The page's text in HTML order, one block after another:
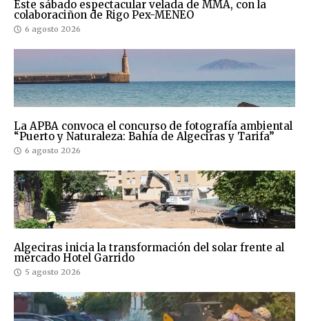
Este sábado espectacular velada de MMA, con la
colaboraciñon de Rigo Pex-MENEO
6 agosto 2026
La APBA convoca el concurso de fotografía ambiental
“Puerto y Naturaleza: Bahía de Algeciras y Tarifa”
6 agosto 2026
Algeciras inicia la transformación del solar frente al
mercado Hotel Garrido
5 agosto 2026